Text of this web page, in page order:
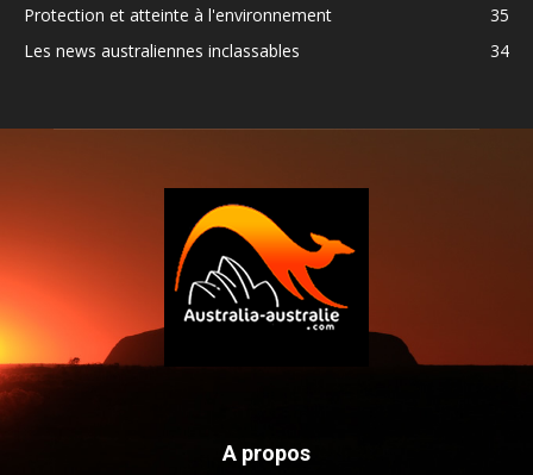
Protection et atteinte à l'environnement
35
Les news australiennes inclassables
34
A propos